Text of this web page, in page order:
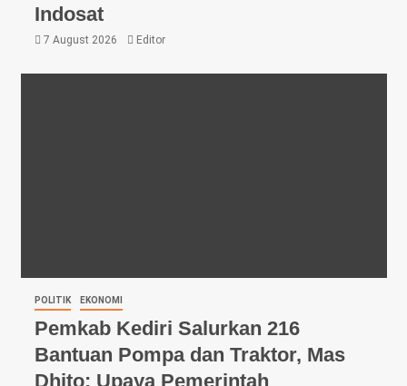
Indosat
7 August 2026 Editor
POLITIK EKONOMI
Pemkab Kediri Salurkan 216
Bantuan Pompa dan Traktor, Mas
Dhito: Upaya Pemerintah